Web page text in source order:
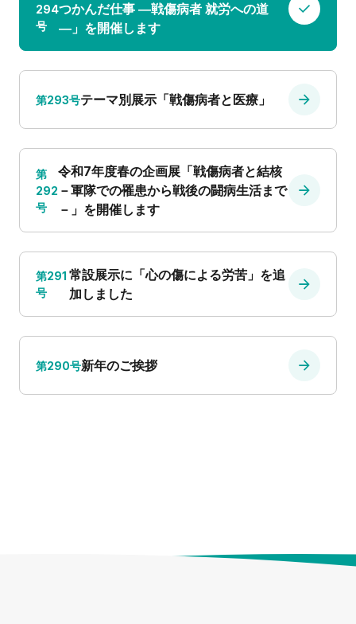
294
号
つかんだ仕事 ―戦傷病者 就労への道
―」を開催します
第293号テーマ別展示「戦傷病者と医療」
第
292
号
令和7年度春の企画展「戦傷病者と結核
－軍隊での罹患から戦後の闘病生活まで
－」を開催します
第291
号
常設展示に「心の傷による労苦」を追
加しました
第290号新年のご挨拶